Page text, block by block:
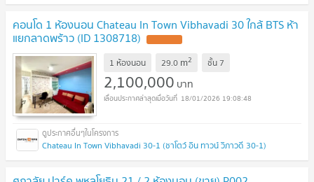
คอนโด 1 ห้องนอน Chateau In Town Vibhavadi 30 ใกล้ BTS ห้า
แยกลาดพร้าว (ID 1308718)
1 ห้องนอน 29.0 m2 ชั้น 7
2,100,000 บาท
18/01/2026 19:08:48
Chateau In Town Vibhavadi 30-1 (ชาโตว์ อิน ทาวน์ วิภาวดี 30-1)